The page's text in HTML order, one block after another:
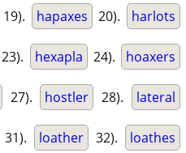
19). hapaxes 20). harlots
23). hexapla 24). hoaxers
27). hostler 28). lateral
31). loather 32). loathes